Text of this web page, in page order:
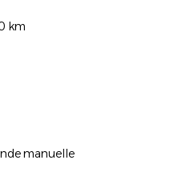
km
manuelle